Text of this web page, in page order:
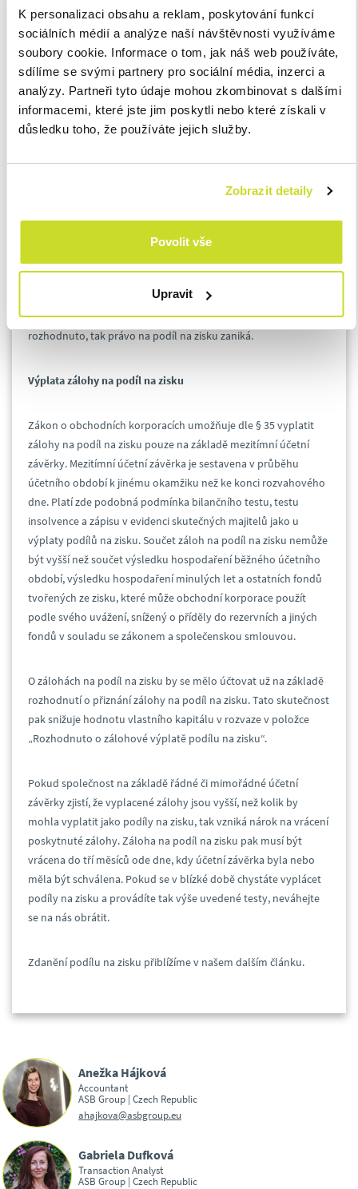
K personalizaci obsahu a reklam, poskytování funkcí
sociálních médií a analýze naší návštěvnosti využíváme
soubory cookie. Informace o tom, jak náš web používáte,
sdílíme se svými partnery pro sociální média, inzerci a
analýzy. Partneři tyto údaje mohou zkombinovat s dalšími
informacemi, které jste jim poskytli nebo které získali v
důsledku toho, že používáte jejich služby.
Zobrazit detaily
Povolit vše
Upravit
podíly na zisku (případně zálohy na podíl na zisku) nelze
vyplatit, pokud by si tím společnost přivodila úpadek. Pokud
podíl na zisku kvůli nesplnění této podmínky nemůže být do
konce účetního období vyplacen, tak právo na něj zaniká.
Úpadek je pak definován v insolvenčním zákoně.
Zápis v evidenci skutečných majitelů
o evidenci skutečných majitelů účinného od 1. června 2021.
Společnost nesmí vyplatit podíly na zisku (případně zálohy na
podíl na zisku) fyzické osobě, která není v evidenci zapsaná jako
evidence skutečných majitelů není splněna a nedojde k
nápravě do konce účetního období, ve kterém bylo o výplatě
rozhodnuto, tak právo na podíl na zisku zaniká.
Výplata zálohy na podíl na zisku
Zákon o obchodních korporacích umožňuje dle § 35 vyplatit
zálohy na podíl na zisku pouze na základě mezitímní účetní
závěrky. Mezitímní účetní závěrka je sestavena v průběhu
účetního období k jinému okamžiku než ke konci rozvahového
dne. Platí zde podobná podmínka bilančního testu, testu
insolvence a zápisu v evidenci skutečných majitelů jako u
výplaty podílů na zisku. Součet záloh na podíl na zisku nemůže
být vyšší než součet výsledku hospodaření běžného účetního
období, výsledku hospodaření minulých let a ostatních fondů
tvořených ze zisku, které může obchodní korporace použít
podle svého uvážení, snížený o příděly do rezervních a jiných
fondů v souladu se zákonem a společenskou smlouvou.
O zálohách na podíl na zisku by se mělo účtovat už na základě
rozhodnutí o přiznání zálohy na podíl na zisku. Tato skutečnost
pak snižuje hodnotu vlastního kapitálu v rozvaze v položce
„Rozhodnuto o zálohové výplatě podílu na zisku“.
Pokud společnost na základě řádné či mimořádné účetní
závěrky zjistí, že vyplacené zálohy jsou vyšší, než kolik by
mohla vyplatit jako podíly na zisku, tak vzniká nárok na vrácení
poskytnuté zálohy. Záloha na podíl na zisku pak musí být
vrácena do tří měsíců ode dne, kdy účetní závěrka byla nebo
měla být schválena. Pokud se v blízké době chystáte vyplácet
podíly na zisku a provádíte tak výše uvedené testy, neváhejte
se na nás obrátit.
Zdanění podílu na zisku přiblížíme v našem dalším článku.
Anežka Hájková
Accountant
ASB Group | Czech Republic
ahajkova@asbgroup.eu
Gabriela Dufková
Transaction Analyst
ASB Group | Czech Republic